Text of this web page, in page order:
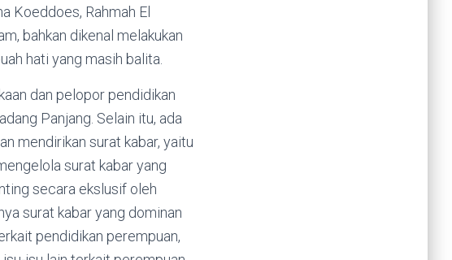
Koeddoes, Rahmah El
bahkan dikenal melakukan
hati yang masih balita.
dan pelopor pendidikan
Panjang. Selain itu, ada
mendirikan surat kabar, yaitu
surat kabar yang
secara ekslusif oleh
surat kabar yang dominan
pendidikan perempuan,